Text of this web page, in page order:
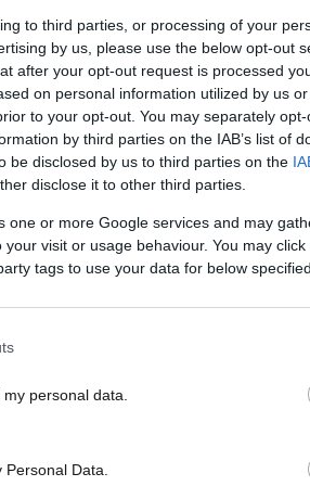
to third parties, or processing of your
by us, please use the below opt-out
after your opt-out request is processed
on personal information utilized by us
to your opt-out. You may separately
by third parties on the IAB’s list of
be disclosed by us to third parties on the
disclose it to other third parties.
one or more Google services and may
visit or usage behaviour. You may
tags to use your data for below
personal data.
Data.
οι σκύλοι μπορούν να
τους μουσική
και διαφημίσεις